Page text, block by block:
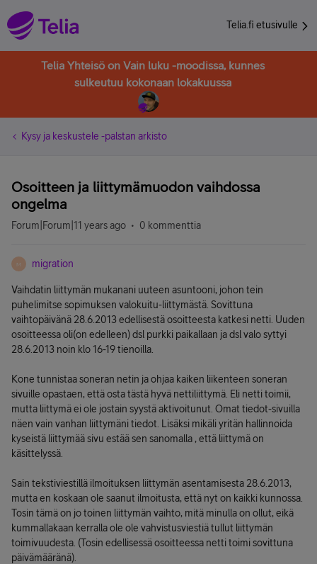
Telia.fi etusivulle
Telia Yhteisö on Vain luku -moodissa, kunnes
sulkeutuu kokonaan lokakuussa
Kysy ja keskustele -palstan arkisto
Osoitteen ja liittymämuodon vaihdossa
ongelma
Forum|Forum|11 years ago 0 kommenttia
M migration
Vaihdatin liittymän mukanani uuteen asuntooni, johon tein
puhelimitse sopimuksen valokuitu-liittymästä. Sovittuna
vaihtopäivänä 28.6.2013 edellisestä osoitteesta katkesi netti. Uuden
osoitteessa oli(on edelleen) dsl purkki paikallaan ja dsl valo syttyi
28.6.2013 noin klo 16-19 tienoilla.
Kone tunnistaa soneran netin ja ohjaa kaiken liikenteen soneran
sivuille opastaen, että osta tästä hyvä nettiliittymä. Eli netti toimii,
mutta liittymä ei ole jostain syystä aktivoitunut. Omat tiedot-sivuilla
näen vain vanhan liittymäni tiedot. Lisäksi mikäli yritän hallinnoida
kyseistä liittymää sivu estää sen sanomalla , että liittymä on
käsittelyssä.
Sain tekstiviestillä ilmoituksen liittymän asentamisesta 28.6.2013,
mutta en koskaan ole saanut ilmoitusta, että nyt on kaikki kunnossa.
Tosin tämä on jo toinen liittymän vaihto, mitä minulla on ollut, eikä
kummallakaan kerralla ole ole vahvistusviestiä tullut liittymän
toimivuudesta. (Tosin edellisessä osoitteessa netti toimi sovittuna
päivämääränä).